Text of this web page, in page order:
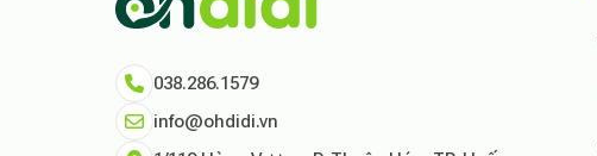
Tham khảo thêm tại:
038.286.1579
info@ohdidi.vn